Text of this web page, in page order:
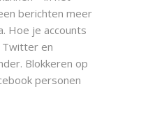
berichten meer
Hoe je accounts
Twitter en
Blokkeren op
personen